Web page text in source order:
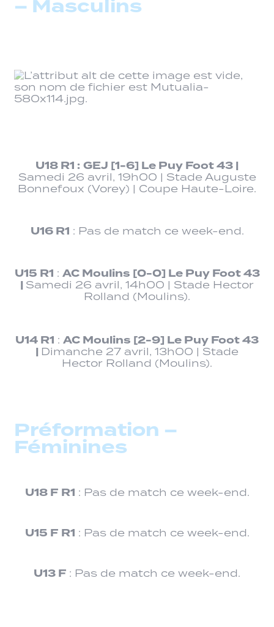
– Masculins
U18 R1 : GEJ [1-6] Le Puy Foot 43 |
Samedi 26 avril, 19h00 | Stade Auguste
Bonnefoux (Vorey) | Coupe Haute-Loire.
U16 R1 : Pas de match ce week-end.
U15 R1 : AC Moulins [0-0] Le Puy Foot 43
| Samedi 26 avril, 14h00 | Stade Hector
Rolland (Moulins).
U14 R1 : AC Moulins [2-9] Le Puy Foot 43
| Dimanche 27 avril, 13h00 | Stade
Hector Rolland (Moulins).
Préformation –
Féminines
U18 F R1 : Pas de match ce week-end.
U15 F R1 : Pas de match ce week-end.
U13 F : Pas de match ce week-end.